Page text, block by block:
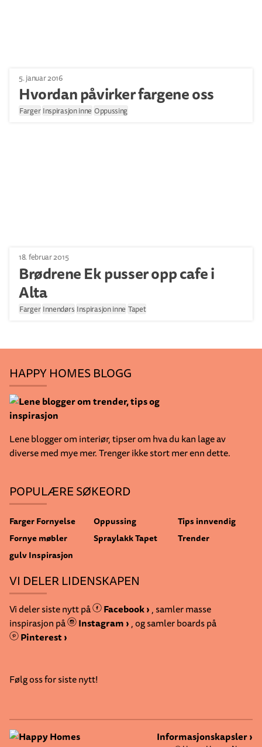
5. januar 2016
Hvordan påvirker fargene oss
Farger Inspirasjon inne Oppussing
18. februar 2015
Brødrene Ek pusser opp cafe i
Alta
Farger Innendørs Inspirasjon inne Tapet
HAPPY HOMES BLOGG
Lene blogger om interiør, tipser om hva du kan lage av
diverse med mye mer. Trenger ikke stort mer enn dette.
POPULÆRE SØKEORD
FargerFornyelse
Fornye møbler
gulvInspirasjon
Oppussing
SpraylakkTapet
Tips innvendig
Trender
VI DELER LIDENSKAPEN
Vi deler siste nytt på Facebook ›, samler masse
inspirasjon på
Instagram ›, og samler boards på
Pinterest ›
Følg oss for siste nytt!
Informasjonskapsler ›